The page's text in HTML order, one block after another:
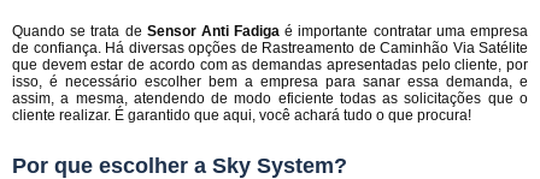
Quando se trata de Sensor Anti Fadiga é importante contratar uma empresa
de confiança. Há diversas opções de Rastreamento de Caminhão Via Satélite
que devem estar de acordo com as demandas apresentadas pelo cliente, por
isso, é necessário escolher bem a empresa para sanar essa demanda, e
assim, a mesma, atendendo de modo eficiente todas as solicitações que o
cliente realizar. É garantido que aqui, você achará tudo o que procura!
Por que escolher a Sky System?